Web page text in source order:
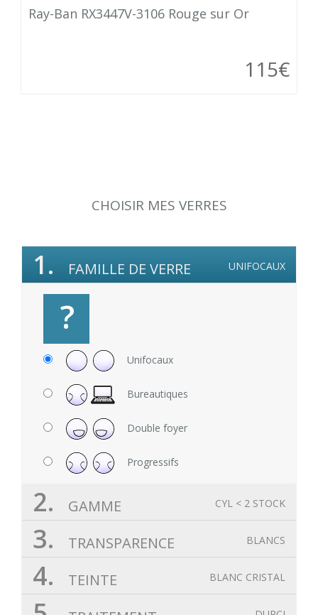
Ray-Ban RX3447V-3106 Rouge sur Or
115€
CHOISIR MES VERRES
UNIFOCAUX
1. FAMILLE DE VERRE
?
Unifocaux
Bureautiques
Double foyer
Progressifs
CYL < 2 STOCK
2. GAMME
BLANCS
3. TRANSPARENCE
BLANC CRISTAL
4. TEINTE